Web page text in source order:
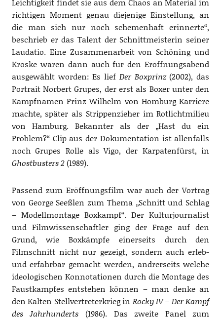
richtigen Moment genau diejenige Einstellung, an
die man sich nur noch schemenhaft erinnerte“,
beschrieb er das Talent der Schnittmeisterin seiner
Laudatio. Eine Zusammenarbeit von Schöning und
Kroske waren dann auch für den Eröffnungsabend
ausgewählt worden: Es lief Der Boxprinz(2002), das
Portrait Norbert Grupes, der erst als Boxer unter den
Kampfnamen Prinz Wilhelm von Homburg Karriere
machte, später als Strippenzieher im Rotlichtmilieu
von Hamburg. Bekannter als der „Hast du ein
Problem?“-Clip aus der Dokumentation ist allenfalls
noch Grupes Rolle als Vigo, der Karpatenfürst, in
Ghostbusters 2(1989).
Passend zum Eröffnungsfilm war auch der Vortrag
von George Seeßlen zum Thema „Schnitt und Schlag
– Modellmontage Boxkampf“. Der Kulturjournalist
und Filmwissenschaftler ging der Frage auf den
Grund, wie Boxkämpfe einerseits durch den
Filmschnitt nicht nur gezeigt, sondern auch erleb-
und erfahrbar gemacht werden, andrerseits welche
ideologischen Konnotationen durch die Montage des
Faustkampfes entstehen können – man denke an
den Kalten Stellvertreterkrieg in Rocky IV – Der Kampf
des Jahrhunderts (1986). Das zweite Panel zum